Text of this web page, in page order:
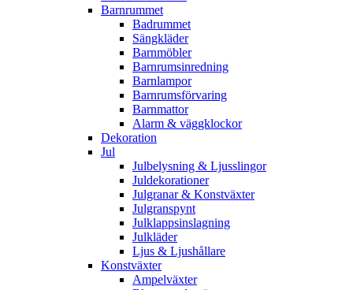
Barnrummet
Badrummet
Sängkläder
Barnmöbler
Barnrumsinredning
Barnlampor
Barnrumsförvaring
Barnmattor
Alarm & väggklockor
Dekoration
Jul
Julbelysning & Ljusslingor
Juldekorationer
Julgranar & Konstväxter
Julgranspynt
Julklappsinslagning
Julkläder
Ljus & Ljushållare
Konstväxter
Ampelväxter